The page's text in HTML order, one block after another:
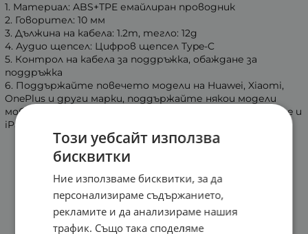
1. Материал: ABS+TPE емайлиран проводник
2. Говорител: 10 мм
3. Дължина на кабела: 1.2m, тегло: 12g
4. Аудио щепсел: Цифров щепсел Type-C
5. Контрол на кабела за поддръжка, обаждане за
поддръжка
6. Поддържайте повечето модели на Huawei, Xiaomi,
OnePlus и други марки, поддържайте някои модели
мобилни телефони на Samsung и поддържайте iPhone и
iPad с интерфейс Type-C
Този уебсайт използва
бисквитки
Ние използваме бисквитки, за да
персонализираме съдържанието,
рекламите и да анализираме нашия
трафик. Също така споделяме